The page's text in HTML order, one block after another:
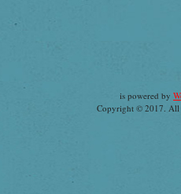
is powered by
Copyright © 2017. All